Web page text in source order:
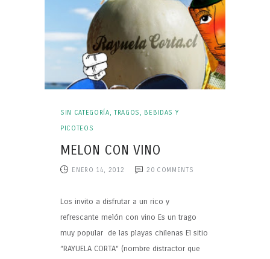
SIN CATEGORÍA, TRAGOS, BEBIDAS Y
PICOTEOS
MELON CON VINO
ENERO 14, 2012 20 COMMENTS
Los invito a disfrutar a un rico y
refrescante melón con vino Es un trago
muy popular de las playas chilenas El sitio
“RAYUELA CORTA“ (nombre distractor que